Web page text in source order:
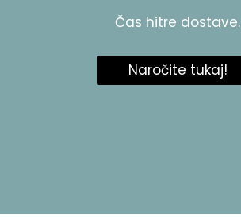
Čas hitre dostave.
Naročite tukaj!